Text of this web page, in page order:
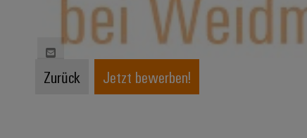
Zurück Jetzt bewerben!